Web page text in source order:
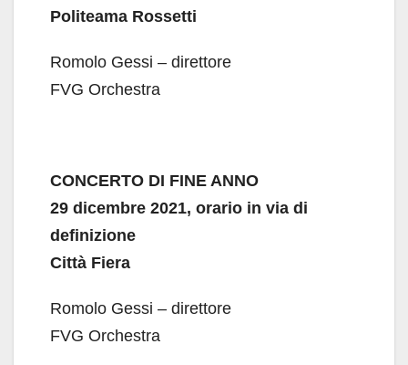
Politeama Rossetti
Romolo Gessi – direttore
FVG Orchestra
CONCERTO DI FINE ANNO
29 dicembre 2021, orario in via di
definizione
Città Fiera
Romolo Gessi – direttore
FVG Orchestra